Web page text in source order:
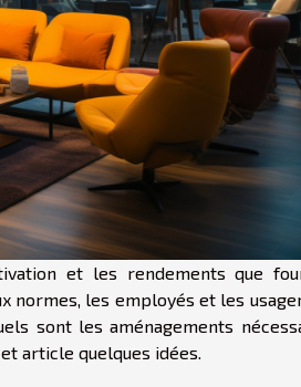
et les rendements que
normes, les employés et les
sont les aménagements
article quelques idées.